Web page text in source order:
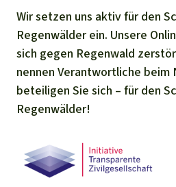
Wir setzen uns aktiv für den
Regenwälder ein. Unsere
sich gegen Regenwald
nennen Verantwortliche beim
beteiligen Sie sich – für den
Regenwälder!